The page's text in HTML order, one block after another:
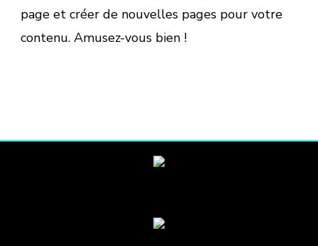
page et créer de nouvelles pages pour votre
contenu. Amusez-vous bien !